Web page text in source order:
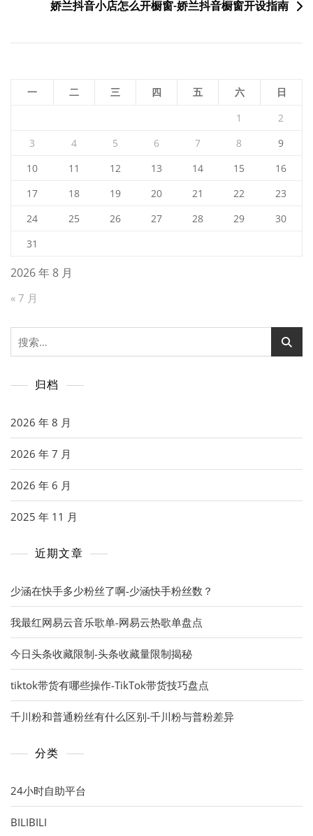
娇兰抖音小店怎么开橱窗-娇兰抖音橱窗开设指南
2026 年 8 月
一 二 三 四 五 六
日
1
2
3
4 5 6 7 8
9
10
11 12 13 14 15
16
17
18 19 20 21 22
23
24
25 26 27 28 29
30
31
« 7 月
搜
索：
归档
2026 年 8 月
2026 年 7 月
2026 年 6 月
2025 年 11 月
近期文章
少涵在快手多少粉丝了啊-少涵快手粉丝数？
我最红网易云音乐歌单-网易云热歌单盘点
今日头条收藏限制-头条收藏量限制揭秘
tiktok带货有哪些操作-TikTok带货技巧盘点
千川粉和普通粉丝有什么区别-千川粉与普粉差异
分类
24小时自助平台
BILIBILI